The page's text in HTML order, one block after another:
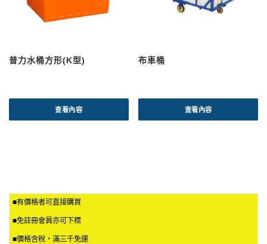
普力水桶方形(K型)
查看內容
布車桶
查看內容
■有價格者可直接購買
■免註冊會員亦可下標
■價格含稅，滿三千免運